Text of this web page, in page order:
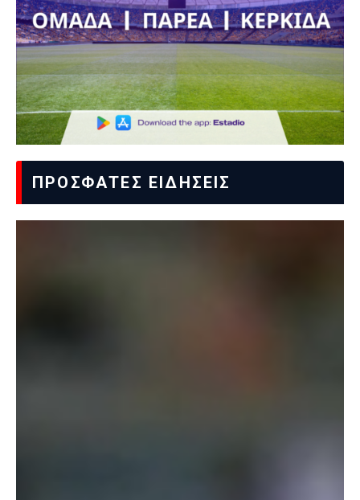
ΠΡΟΣΦΑΤΕΣ ΕΙΔΗΣΕΙΣ